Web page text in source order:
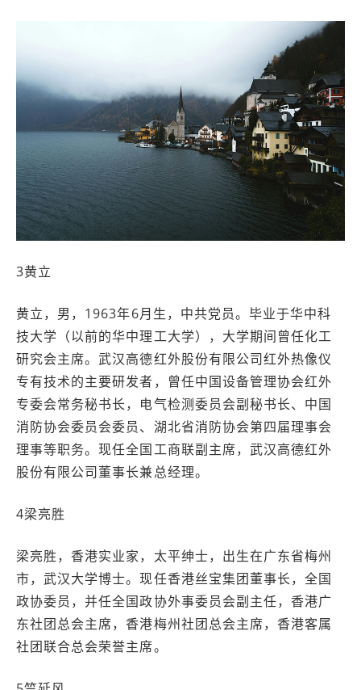
3黄立
黄立，男，1963年6月生，中共党员。毕业于华中科
技大学（以前的华中理工大学），大学期间曾任化工
研究会主席。武汉高德红外股份有限公司红外热像仪
专有技术的主要研发者，曾任中国设备管理协会红外
专委会常务秘书长，电气检测委员会副秘书长、中国
消防协会委员会委员、湖北省消防协会第四届理事会
理事等职务。现任全国工商联副主席，武汉高德红外
股份有限公司董事长兼总经理。
4梁亮胜
梁亮胜，香港实业家，太平绅士，出生在广东省梅州
市，武汉大学博士。现任香港丝宝集团董事长，全国
政协委员，并任全国政协外事委员会副主任，香港广
东社团总会主席，香港梅州社团总会主席，香港客属
社团联合总会荣誉主席。